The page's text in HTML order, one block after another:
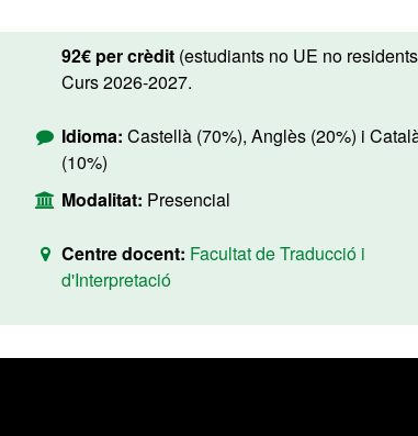
92€ per crèdit(estudiants no UE no
Curs 2026-2027.
Idioma: Castellà (70%), Anglès (20%) i
(10%)
Modalitat: Presencial
Centre docent: Facultat de Traducció i
d'Interpretació